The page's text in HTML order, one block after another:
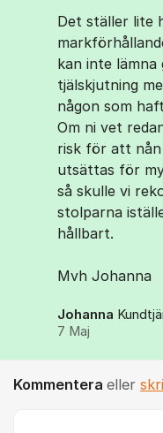
Det ställer lite
kan inte
tjälskjutning
någon som
Om ni vet
risk för att
utsättas för
så skulle vi
stolparna
hållbart.
Mvh Johanna
Johanna
7 Maj
Kommentera eller